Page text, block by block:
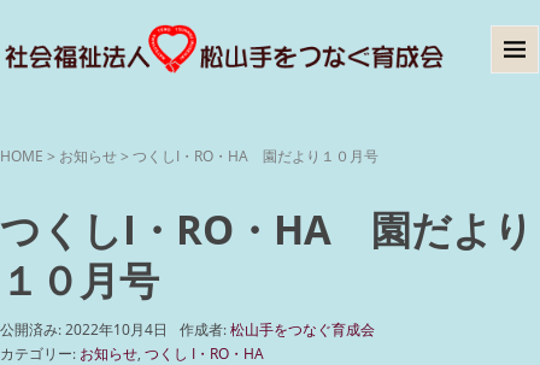
HOME > お知らせ> つくしI・RO・HA 園だより１０月号
つくしI・RO・HA 園だより
１０月号
公開済み: 2022年10月4日 作成者:松山手をつなぐ育成会
カテゴリー: お知らせ, つくし I・RO・HA